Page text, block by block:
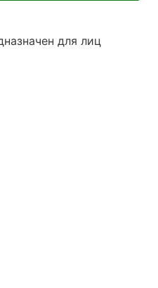
для лиц